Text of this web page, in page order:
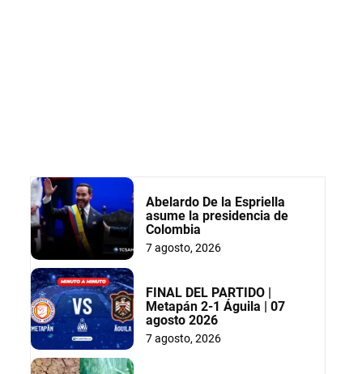
Abelardo De la Espriella
asume la presidencia de
Colombia
7 agosto, 2026
FINAL DEL PARTIDO |
Metapán 2-1 Águila | 07
agosto 2026
7 agosto, 2026